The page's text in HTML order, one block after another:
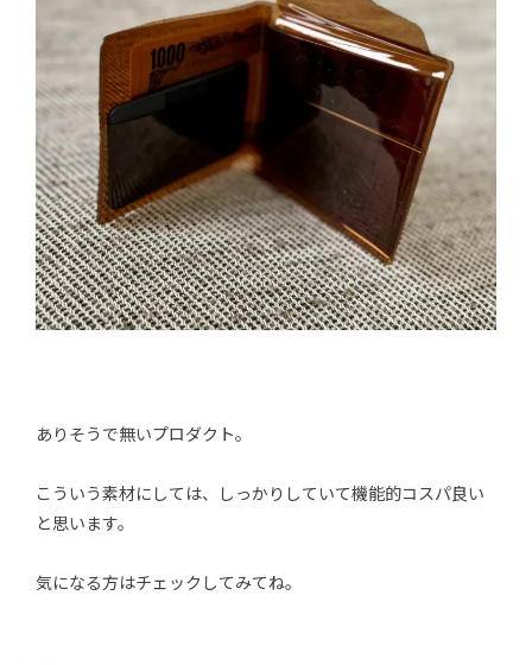
ありそうで無いプロダクト。
こういう素材にしては、しっかりしていて機能的コスパ良い
と思います。
気になる方はチェックしてみてね。